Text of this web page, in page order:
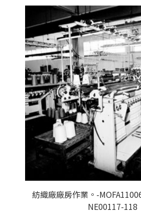
紡織廠廠房作業。-
NE00117-118